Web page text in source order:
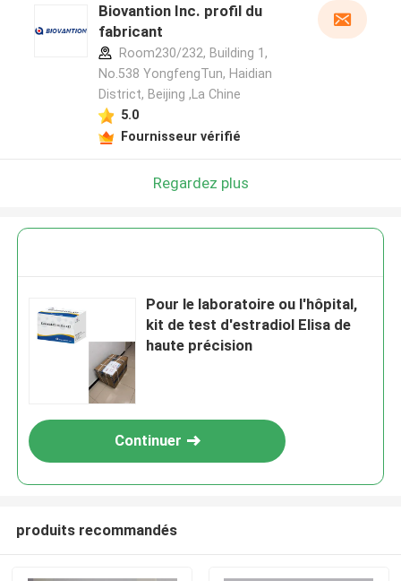
Biovantion Inc. profil du
fabricant
Room230/232, Building 1,
No.538 YongfengTun, Haidian
District, Beijing ,La Chine
5.0
Fournisseur vérifié
Regardez plus
Pour le laboratoire ou l'hôpital,
kit de test d'estradiol Elisa de
haute précision
Continuer
produits recommandés